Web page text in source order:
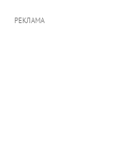
РЕКЛАМА